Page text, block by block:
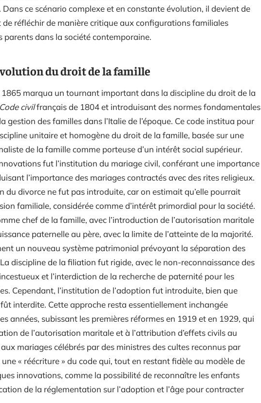
ce scénario complexe et en constante évolution, il devient de
réfléchir de manière critique aux configurations familiales
parents dans la société contemporaine.
du droit de la famille
1865 marqua un tournant important dans la discipline du droit de la
civilfrançais de 1804 et introduisant des normes fondamentales
gestion des familles dans l’Italie de l’époque. Ce code institua pour
unitaire et homogène du droit de la famille, basée sur une
de la famille comme porteuse d’un intérêt social supérieur.
fut l’institution du mariage civil, conférant une importance
l’importance des mariages contractés avec des rites religieux.
du divorce ne fut pas introduite, car on estimait qu’elle pourrait
familiale, considérée comme d’intérêt primordial pour la société.
chef de la famille, avec l’introduction de l’autorisation maritale
paternelle au père, avec la limite de l’atteinte de la majorité.
un nouveau système patrimonial prévoyant la séparation des
discipline de la filiation fut rigide, avec le non-reconnaissance des
et l’interdiction de la recherche de paternité pour les
Cependant, l’institution de l’adoption fut introduite, bien que
interdite. Cette approche resta essentiellement inchangée
années, subissant les premières réformes en 1919 et en 1929, qui
de l’autorisation maritale et à l’attribution d’effets civils au
mariages célébrés par des ministres des cultes reconnus par
une « réécriture » du code qui, tout en restant fidèle au modèle de
innovations, comme la possibilité de reconnaître les enfants
de la réglementation sur l’adoption et l’âge pour contracter